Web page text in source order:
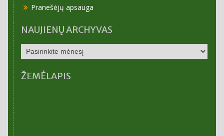
Pranešėjų apsauga
NAUJIENŲ ARCHYVAS
NAUJIENŲ
ARCHYVAS
ŽEMĖLAPIS